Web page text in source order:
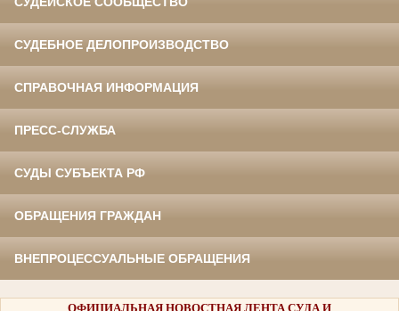
СУДЕБНОЕ ДЕЛОПРОИЗВОДСТВО
СПРАВОЧНАЯ ИНФОРМАЦИЯ
ПРЕСС-СЛУЖБА
СУДЫ СУБЪЕКТА РФ
ОБРАЩЕНИЯ ГРАЖДАН
ВНЕПРОЦЕССУАЛЬНЫЕ ОБРАЩЕНИЯ
ОФИЦИАЛЬНАЯ НОВОСТНАЯ ЛЕНТА СУДА И